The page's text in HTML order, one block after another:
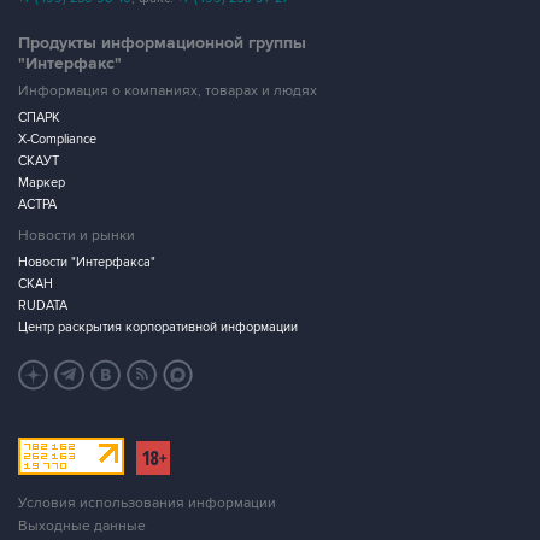
Продукты информационной группы
"Интерфакс"
Информация о компаниях, товарах и людях
СПАРК
X-Compliance
СКАУТ
Маркер
АСТРА
Новости и рынки
Новости "Интерфакса"
СКАН
RUDATA
Центр раскрытия корпоративной информации
Условия использования информации
Выходные данные